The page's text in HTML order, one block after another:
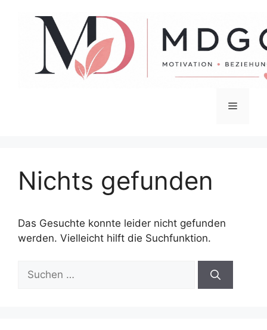
Menü
Nichts gefunden
Das Gesuchte konnte leider nicht gefunden
werden. Vielleicht hilft die Suchfunktion.
Suchen
nach: